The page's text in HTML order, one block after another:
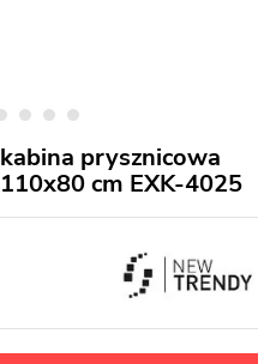
prysznicowa
cm EXK-4025